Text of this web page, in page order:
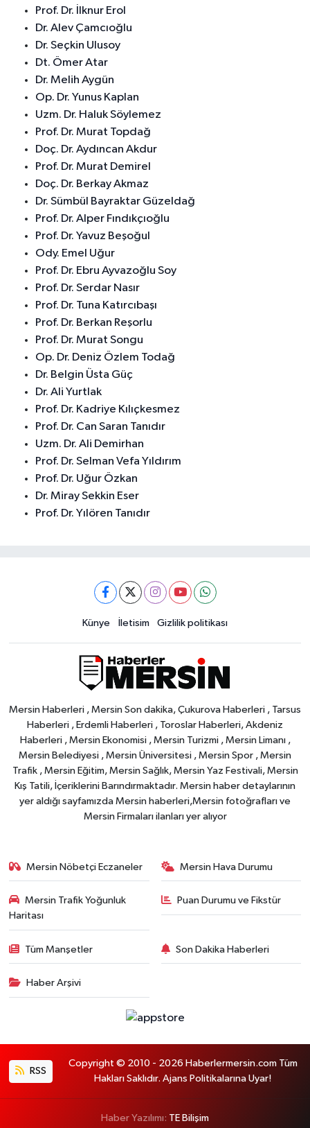
Prof. Dr. İlknur Erol
Dr. Alev Çamcıoğlu
Dr. Seçkin Ulusoy
Dt. Ömer Atar
Dr. Melih Aygün
Op. Dr. Yunus Kaplan
Uzm. Dr. Haluk Söylemez
Prof. Dr. Murat Topdağ
Doç. Dr. Aydıncan Akdur
Prof. Dr. Murat Demirel
Doç. Dr. Berkay Akmaz
Dr. Sümbül Bayraktar Güzeldağ
Prof. Dr. Alper Fındıkçıoğlu
Prof. Dr. Yavuz Beşoğul
Ody. Emel Uğur
Prof. Dr. Ebru Ayvazoğlu Soy
Prof. Dr. Serdar Nasır
Prof. Dr. Tuna Katırcıbaşı
Prof. Dr. Berkan Reşorlu
Prof. Dr. Murat Songu
Op. Dr. Deniz Özlem Todağ
Dr. Belgin Üsta Güç
Dr. Ali Yurtlak
Prof. Dr. Kadriye Kılıçkesmez
Prof. Dr. Can Saran Tanıdır
Uzm. Dr. Ali Demirhan
Prof. Dr. Selman Vefa Yıldırım
Prof. Dr. Uğur Özkan
Dr. Miray Sekkin Eser
Prof. Dr. Yılören Tanıdır
Künye İletisim Gizlilik politikası
Mersin Haberleri , Mersin Son dakika, Çukurova Haberleri , Tarsus
Haberleri , Erdemli Haberleri , Toroslar Haberleri, Akdeniz
Haberleri , Mersin Ekonomisi , Mersin Turizmi , Mersin Limanı ,
Mersin Belediyesi , Mersin Üniversitesi , Mersin Spor , Mersin
Trafik , Mersin Eğitim, Mersin Sağlık, Mersin Yaz Festivali, Mersin
Kış Tatili, İçeriklerini Barındırmaktadır. Mersin haber detaylarının
yer aldığı sayfamızda Mersin haberleri,Mersin fotoğrafları ve
Mersin Firmaları ilanları yer alıyor
Mersin Nöbetçi Eczaneler Mersin Hava Durumu
Mersin Trafik Yoğunluk
Haritası
Puan Durumu ve Fikstür
Tüm Manşetler Son Dakika Haberleri
Haber Arşivi
RSS
Copyright © 2010 - 2026 Haberlermersin.com Tüm
Hakları Saklıdır. Ajans Politikalarına Uyar!
Haber Yazılımı: TE Bilişim